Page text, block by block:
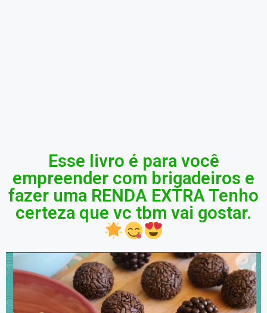
Esse livro é para você
empreender com brigadeiros e
fazer uma RENDA EXTRA Tenho
certeza que vc tbm vai gostar.